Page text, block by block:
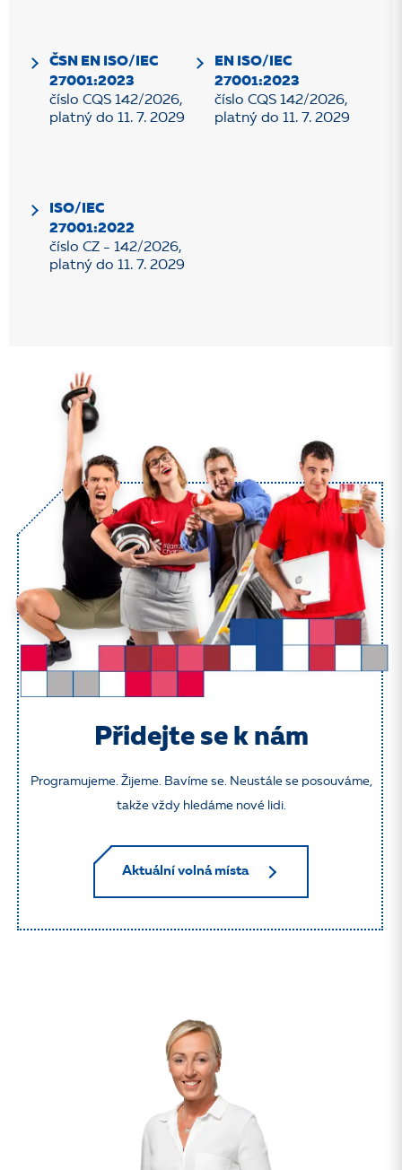
ČSN EN ISO/IEC
27001:2023
číslo CQS 142/2026,
platný do 11. 7. 2029
EN ISO/IEC
27001:2023
číslo CQS 142/2026,
platný do 11. 7. 2029
ISO/IEC
27001:2022
číslo CZ - 142/2026,
platný do 11. 7. 2029
Přidejte se k nám
Programujeme. Žijeme. Bavíme se. Neustále se posouváme,
takže vždy hledáme nové lidi.
Aktuální volná místa